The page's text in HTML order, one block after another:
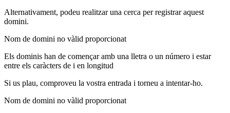
Alternativament, podeu realitzar una cerca per registrar aquest
domini.
Nom de domini no vàlid proporcionat
Els dominis han de començar amb una lletra o un número i estar
entre els caràcters de i en longitud
Si us plau, comproveu la vostra entrada i torneu a intentar-ho.
Nom de domini no vàlid proporcionat